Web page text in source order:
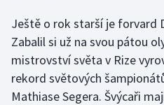
Ještě o rok starší je forvard
Zabalil si už na svou pátou
mistrovství světa v Rize
rekord světových
Mathiase Segera. Švýcaři